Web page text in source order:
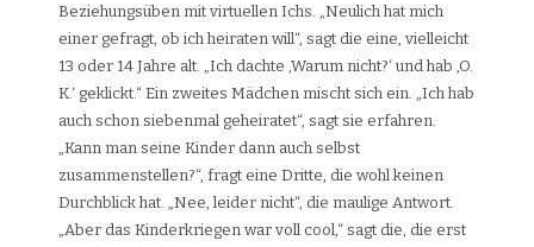
Beziehungsüben mit virtuellen Ichs. „Neulich hat mich
einer gefragt, ob ich heiraten will“, sagt die eine, vielleicht
13 oder 14 Jahre alt. „Ich dachte ‚Warum nicht?‘ und hab ,O.
K.‘ geklickt.“ Ein zweites Mädchen mischt sich ein. „Ich hab
auch schon siebenmal geheiratet“, sagt sie erfahren.
„Kann man seine Kinder dann auch selbst
zusammenstellen?“, fragt eine Dritte, die wohl keinen
Durchblick hat. „Nee, leider nicht“, die maulige Antwort.
„Aber das Kinderkriegen war voll cool,“ sagt die, die erst